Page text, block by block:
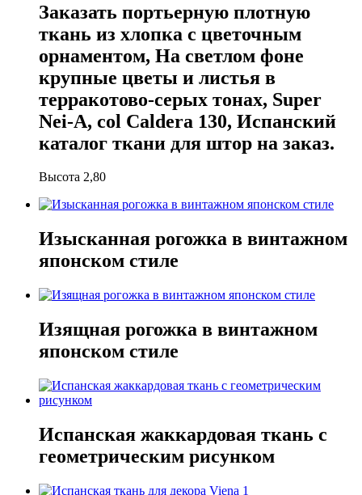
Заказать портьерную плотную
ткань из хлопка с цветочным
орнаментом, На светлом фоне
крупные цветы и листья в
терракотово-серых тонах, Super
Nei-A, col Caldera 130, Испанский
каталог ткани для штор на заказ.
Высота 2,80
Изысканная рогожка в винтажном
японском стиле
Изящная рогожка в винтажном
японском стиле
Испанская жаккардовая ткань с
геометрическим рисунком